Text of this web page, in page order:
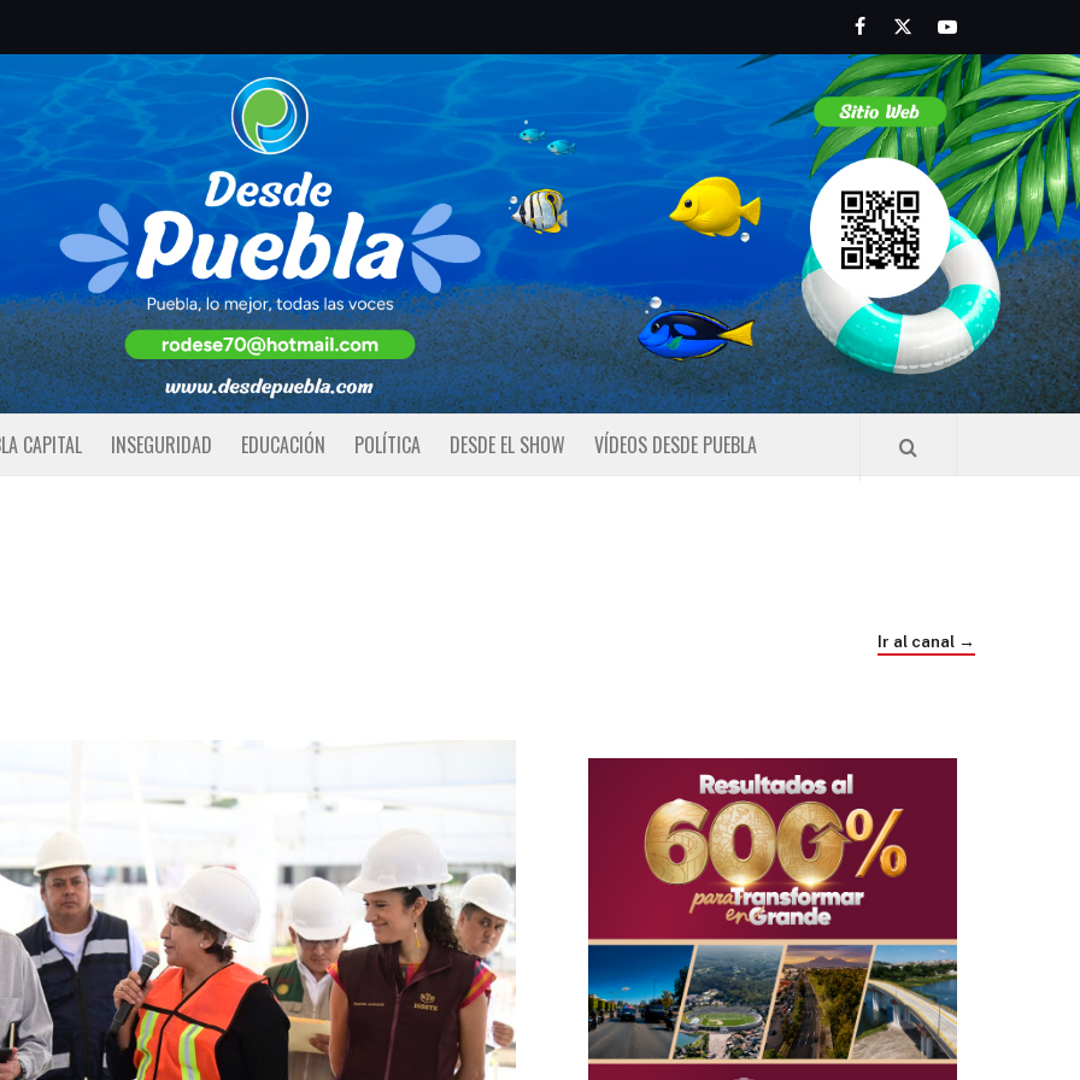
FacebookTwitterYoutube
CAPITAL INSEGURIDAD EDUCACIÓN POLÍTICA DESDE EL SHOW VÍDEOS DESDE PUEBLA
Ir al canal →